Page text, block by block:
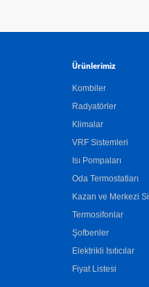
Ürünlerimiz
Kombiler
Radyatörler
Klimalar
VRF Sistemleri
Isı Pompaları
Oda Termostatları
Kazan ve Merkezi
Termosifonlar
Şofbenler
Elektrikli Isıtıcılar
Fiyat Listesi